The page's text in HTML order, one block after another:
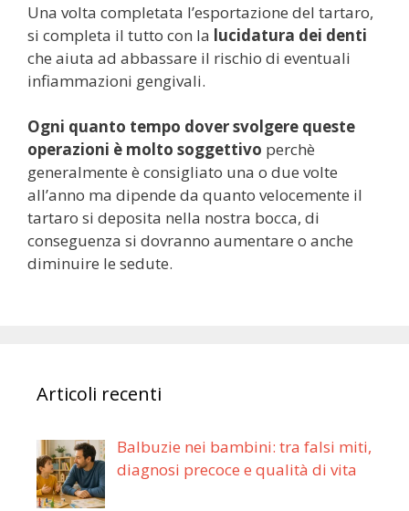
Una volta completata l’esportazione del tartaro,
si completa il tutto con la lucidatura dei denti
che aiuta ad abbassare il rischio di eventuali
infiammazioni gengivali.
Ogni quanto tempo dover svolgere queste
operazioni è molto soggettivo perchè
generalmente è consigliato una o due volte
all’anno ma dipende da quanto velocemente il
tartaro si deposita nella nostra bocca, di
conseguenza si dovranno aumentare o anche
diminuire le sedute.
Articoli recenti
Balbuzie nei bambini: tra falsi miti,
diagnosi precoce e qualità di vita